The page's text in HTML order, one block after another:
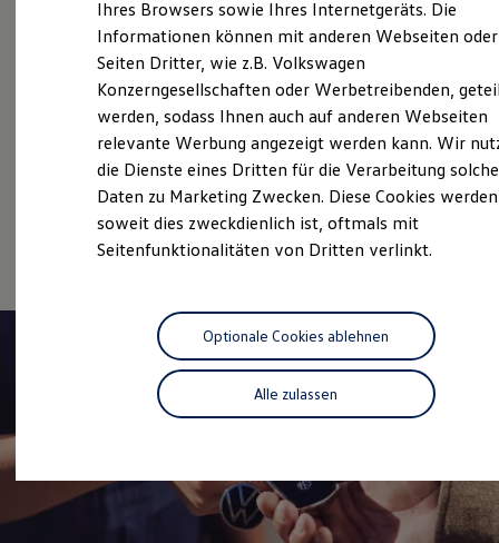
E-Auto-Förderung
Software und Konnektivität
ID. Software Versionen und Updates
Digitale Extras
Schnittstellen zu Ihrem ID.
Hybridautos
Marke und Erlebnis
Volkswagen R und R Experience
R-Modelle
Driving Experience
Volkswagen entdecken
Lifestyle Shop
T-Roc Kollektion
Golf Kollektion
ID. Kollektion
Volkswagen Kollektion
R-Kollektion
#wedriveproud
Besitzer und Service
myVolkswagen
Überblick
Gebrauchtwagen
Service
Volkswagen Economy
Service
Online-Fahrzeugbewertung
Ihres Browsers sowie Ihres Internetgeräts. Die
Informationen können mit anderen Webseiten oder
Seiten Dritter, wie z.B. Volkswagen
Konzerngesellschaften oder Werbetreibenden,
werden, sodass Ihnen auch auf anderen Webseiten
relevante Werbung angezeigt werden kann. Wir
die Dienste eines Dritten für die Verarbeitung
Daten zu Marketing Zwecken. Diese Cookies
soweit dies zweckdienlich ist, oftmals mit
Seitenfunktionalitäten von Dritten verlinkt.
Alle zulassen
Optionale Cookies ablehnen